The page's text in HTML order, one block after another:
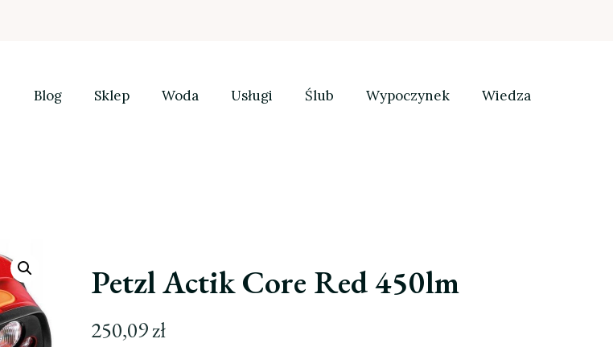
Blog Sklep Woda Usługi Ślub Wypoczynek Wiedza
Petzl Actik Core Red 450lm
250,09zł